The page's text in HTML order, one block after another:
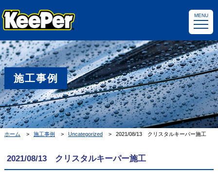
MENU
施工事例
ホーム 施工事例 Uncategorized 2021/08/13 クリスタルキーパー施工
2021/08/13 クリスタルキーパー施工